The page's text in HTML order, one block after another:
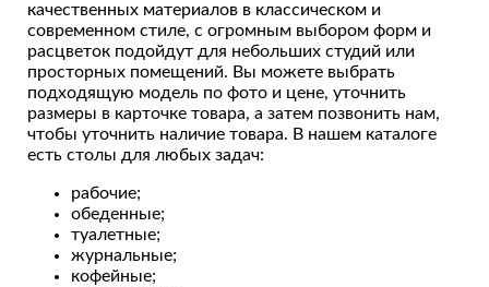
качественных материалов в классическом и
современном стиле, с огромным выбором форм и
расцветок подойдут для небольших студий или
просторных помещений. Вы можете выбрать
подходящую модель по фото и цене, уточнить
размеры в карточке товара, а затем позвонить нам,
чтобы уточнить наличие товара. В нашем каталоге
есть столы для любых задач:
рабочие;
обеденные;
туалетные;
журнальные;
кофейные;